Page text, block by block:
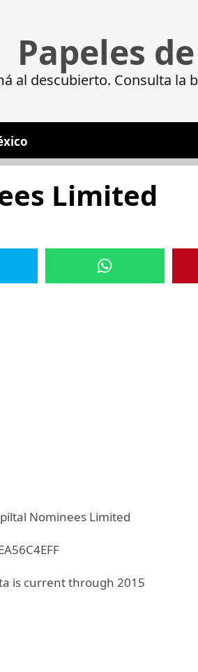
Papeles
al descubierto. Consulta
Limited
Nominees Limited
is current through 2015